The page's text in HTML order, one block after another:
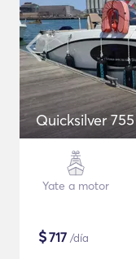
Quicksilver
Yate a motor
$717 /día